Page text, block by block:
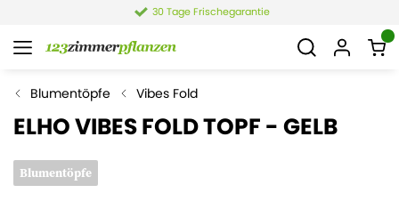
30 Tage Frischegarantie
Blumentöpfe Vibes Fold
ELHO VIBES FOLD TOPF - GELB
Blumentöpfe